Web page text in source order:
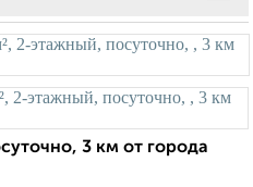
3 км от города